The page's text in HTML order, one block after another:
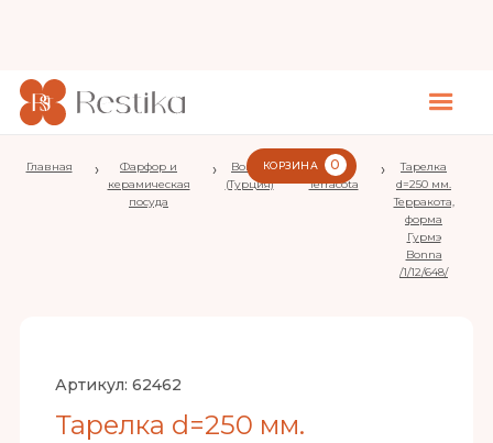
КОРЗИНА 0
Главная ›
Фарфор и
керамическая
посуда
›
Bonna
(Турция)
›
Aura
Terracota
›
Тарелка
d=250 мм.
Терракота,
форма
Гурмэ
Bonna
/1/12/648/
Артикул: 62462
Тарелка d=250 мм.